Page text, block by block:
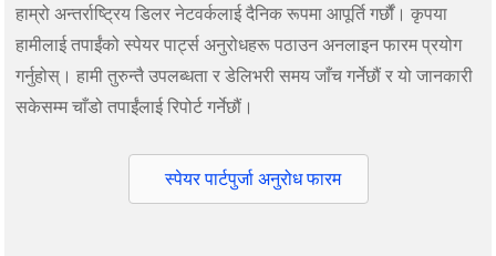
हाम्रो अन्तर्राष्ट्रिय डिलर नेटवर्कलाई दैनिक रूपमा आपूर्ति गर्छौं। कृपया
हामीलाई तपाईंको स्पेयर पार्ट्स अनुरोधहरू पठाउन अनलाइन फारम प्रयोग
गर्नुहोस्। हामी तुरुन्तै उपलब्धता र डेलिभरी समय जाँच गर्नेछौं र यो जानकारी
सकेसम्म चाँडो तपाईंलाई रिपोर्ट गर्नेछौं।
स्पेयर पार्टपुर्जा अनुरोध फारम